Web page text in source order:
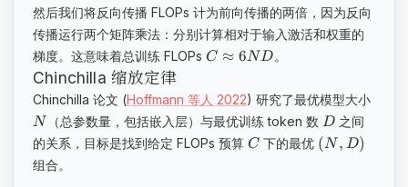
然后我们将反向传播 FLOPs 计为前向传播的两倍，因为反向
传播运行两个矩阵乘法：分别计算相对于输入激活和权重的
梯度。这意味着总训练 FLOPs C ≈ 6ND。
Chinchilla 缩放定律
Chinchilla 论文 (Hoffmann 等人 2022) 研究了最优模型大小
N （总参数量，包括嵌入层）与最优训练 token 数 D 之间
的关系，目标是找到给定 FLOPs 预算 C 下的最优 (N, D)
组合。